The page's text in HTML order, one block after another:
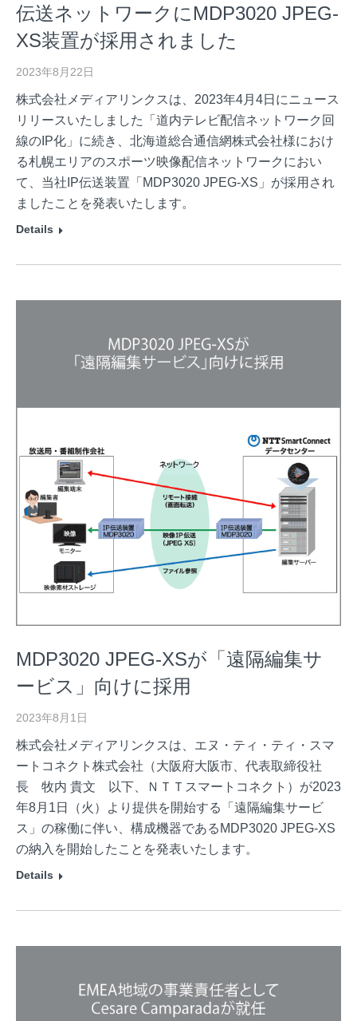
伝送ネットワークにMDP3020 JPEG-
XS装置が採用されました
2023年8月22日
株式会社メディアリンクスは、2023年4月4日にニュース
リリースいたしました「道内テレビ配信ネットワーク回
線のIP化」に続き、北海道総合通信網株式会社様におけ
る札幌エリアのスポーツ映像配信ネットワークにおい
て、当社IP伝送装置「MDP3020 JPEG-XS」が採用され
ましたことを発表いたします。
Details
MDP3020 JPEG-XSが「遠隔編集サ
ービス」向けに採用
2023年8月1日
株式会社メディアリンクスは、エヌ・ティ・ティ・スマ
ートコネクト株式会社（大阪府大阪市、代表取締役社
長 牧内 貴文 以下、ＮＴＴスマートコネクト）が2023
年8月1日（火）より提供を開始する「遠隔編集サービ
ス」の稼働に伴い、構成機器であるMDP3020 JPEG-XS
の納入を開始したことを発表いたします。
Details